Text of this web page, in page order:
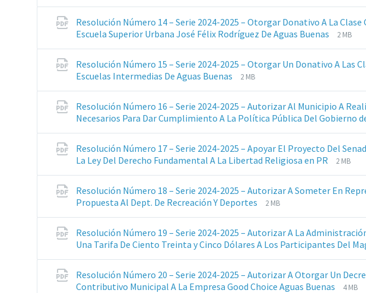
pdf
Resolución Número 14 – Serie 2024-2025 – Otorgar Donativo A La Clase
Escuela Superior Urbana José Félix Rodríguez De Aguas Buenas
pdf
Tamaño
2 MB
Resolución Número 15 – Serie 2024-2025 – Otorgar Un Donativo A Las
Escuelas Intermedias De Aguas Buenas
Extensiones
pdf
Tamaño
2 MB
Resolución Número 16 – Serie 2024-2025 – Autorizar Al Municipio A
Necesarios Para Dar Cumplimiento A La Política Pública Del Gobierno
Resolución Número 17 – Serie 2024-2025 – Apoyar El Proyecto Del
La Ley Del Derecho Fundamental A La Libertad Religiosa en PR
pdf
Tamaño
2 MB
Resolución Número 18 – Serie 2024-2025 – Autorizar A Someter En
Propuesta Al Dept. De Recreación Y Deportes
Extensiones
pdf
Tamaño
2 MB
Resolución Número 19 – Serie 2024-2025 – Autorizar A La
Una Tarifa De Ciento Treinta y Cinco Dólares A Los Participantes Del
Resolución Número 20 – Serie 2024-2025 – Autorizar A Otorgar Un
Contributivo Municipal A La Empresa Good Choice Aguas Buenas
4 MB